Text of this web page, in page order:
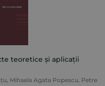
teoretice și aplicații
, Mihaela Agata Popescu, Petre